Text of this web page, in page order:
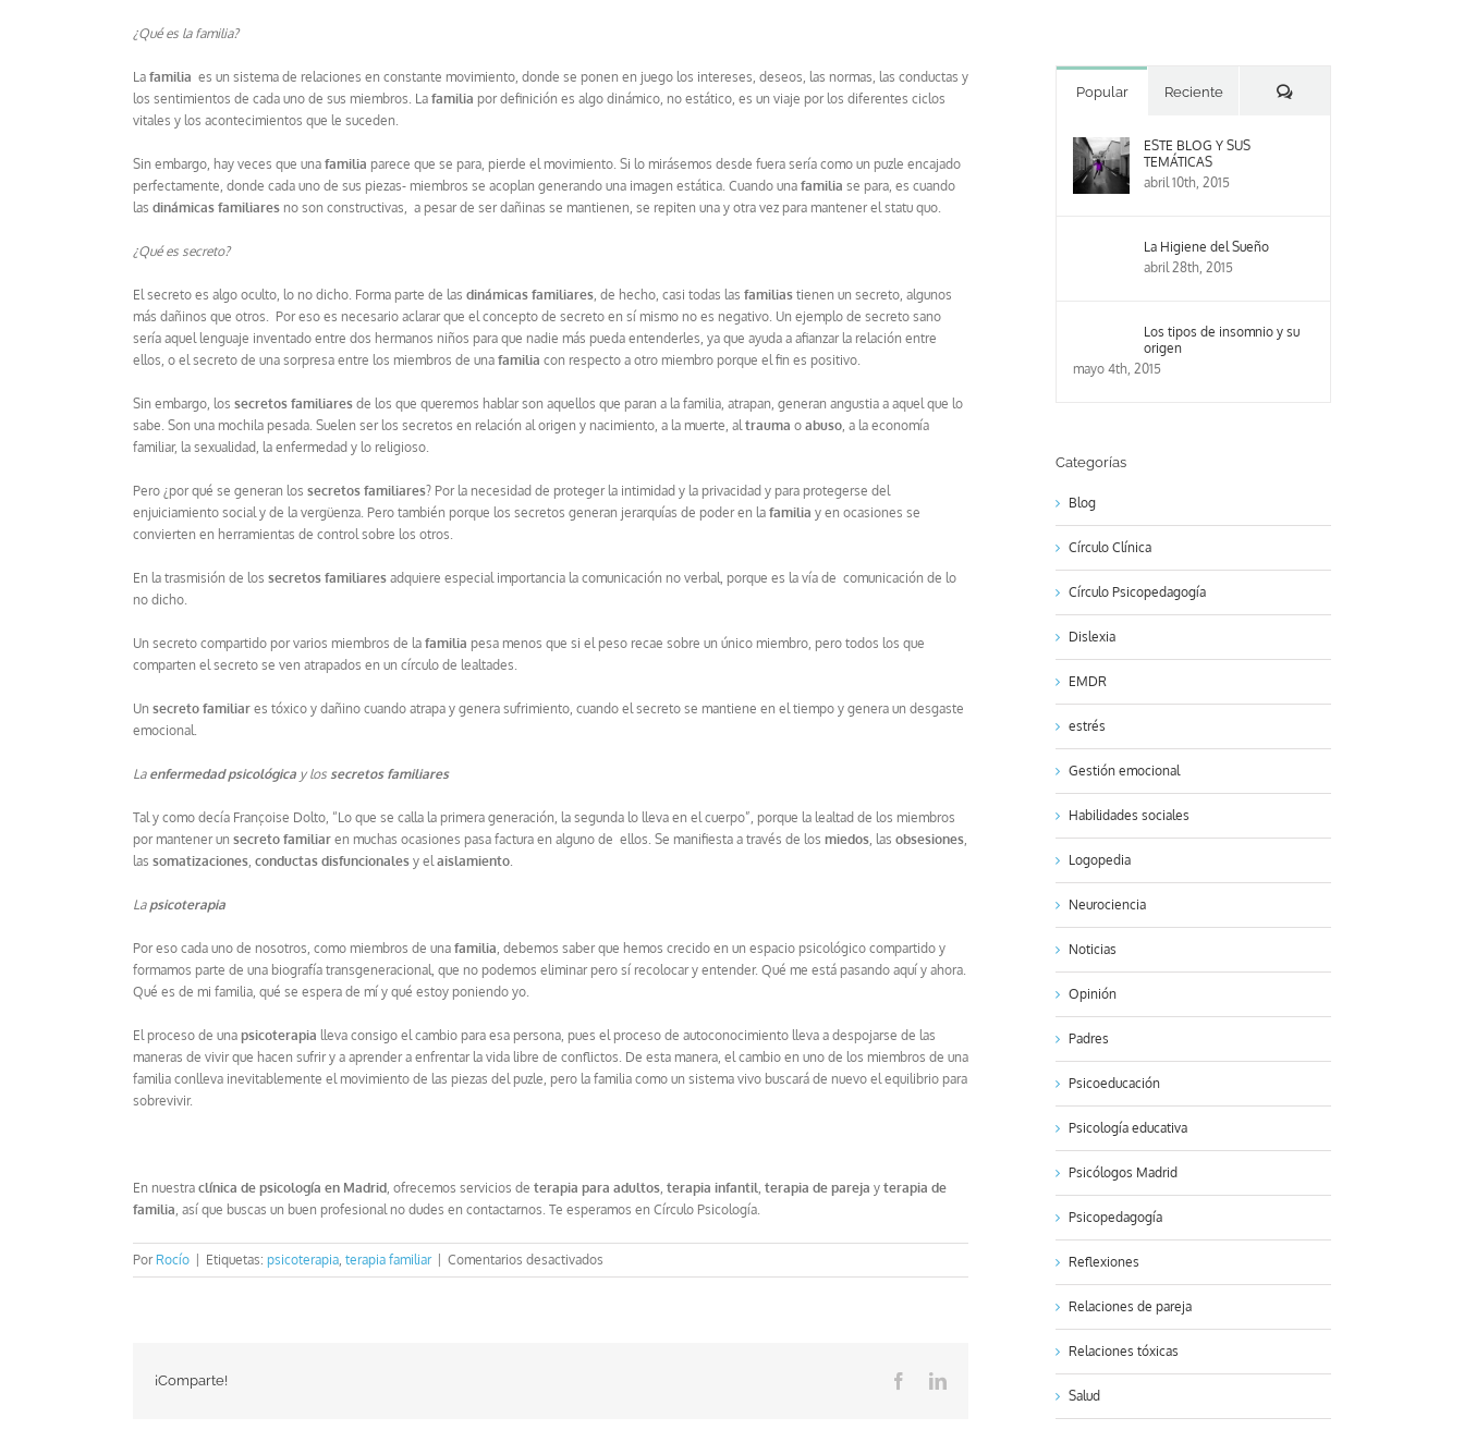
¿Qué es la familia?
La familia es un sistema de relaciones en constante movimiento, donde se ponen en juego los intereses, deseos, las normas, las conductas y
los sentimientos de cada uno de sus miembros. La familia por definición es algo dinámico, no estático, es un viaje por los diferentes ciclos
vitales y los acontecimientos que le suceden.
Sin embargo, hay veces que una familia parece que se para, pierde el movimiento. Si lo mirásemos desde fuera sería como un puzle encajado
perfectamente, donde cada uno de sus piezas- miembros se acoplan generando una imagen estática. Cuando una familia se para, es cuando
las dinámicas familiares no son constructivas, a pesar de ser dañinas se mantienen, se repiten una y otra vez para mantener el statu quo.
¿Qué es secreto?
El secreto es algo oculto, lo no dicho. Forma parte de las dinámicas familiares, de hecho, casi todas las familias tienen un secreto, algunos
más dañinos que otros. Por eso es necesario aclarar que el concepto de secreto en sí mismo no es negativo. Un ejemplo de secreto sano
sería aquel lenguaje inventado entre dos hermanos niños para que nadie más pueda entenderles, ya que ayuda a afianzar la relación entre
ellos, o el secreto de una sorpresa entre los miembros de una familia con respecto a otro miembro porque el fin es positivo.
Sin embargo, los secretos familiares de los que queremos hablar son aquellos que paran a la familia, atrapan, generan angustia a aquel que lo
sabe. Son una mochila pesada. Suelen ser los secretos en relación al origen y nacimiento, a la muerte, altrauma o abuso, a la economía
familiar, la sexualidad, la enfermedad y lo religioso.
Pero ¿por qué se generan los secretos familiares? Por la necesidad de proteger la intimidad y la privacidad y para protegerse del
enjuiciamiento social y de la vergüenza. Pero también porque los secretos generan jerarquías de poder en la familia y en ocasiones se
convierten en herramientas de control sobre los otros.
En la trasmisión de los secretos familiares adquiere especial importancia la comunicación no verbal, porque es la vía de comunicación de lo
no dicho.
Un secreto compartido por varios miembros de la familia pesa menos que si el peso recae sobre un único miembro, pero todos los que
comparten el secreto se ven atrapados en un círculo de lealtades.
Un secreto familiar es tóxico y dañino cuando atrapa y genera sufrimiento, cuando el secreto se mantiene en el tiempo y genera un desgaste
emocional.
La enfermedad psicológica y los secretos familiares
Tal y como decía Françoise Dolto, “Lo que se calla la primera generación, la segunda lo lleva en el cuerpo”, porque la lealtad de los miembros
por mantener un secreto familiar en muchas ocasiones pasa factura en alguno de ellos. Se manifiesta a través de los miedos, las obsesiones,
las somatizaciones, conductas disfuncionales y elaislamiento.
La psicoterapia
Por eso cada uno de nosotros, como miembros de una familia, debemos saber que hemos crecido en un espacio psicológico compartido y
formamos parte de una biografía transgeneracional, que no podemos eliminar pero sí recolocar y entender. Qué me está pasando aquí y ahora.
Qué es de mi familia, qué se espera de mí y qué estoy poniendo yo.
El proceso de una psicoterapia lleva consigo el cambio para esa persona, pues el proceso de autoconocimiento lleva a despojarse de las
maneras de vivir que hacen sufrir y a aprender a enfrentar la vida libre de conflictos. De esta manera, el cambio en uno de los miembros de una
familia conlleva inevitablemente el movimiento de las piezas del puzle, pero la familia como un sistema vivo buscará de nuevo el equilibrio para
sobrevivir.
En nuestra clínica de psicología en Madrid, ofrecemos servicios de terapia para adultos, terapia infantil, terapia de pareja y terapia de
familia, así que buscas un buen profesional no dudes en contactarnos. Te esperamos en Círculo Psicología.
PorRocío Etiquetas: psicoterapia, terapia familiar Comentarios desactivados
Los
¡Comparte! FacebookLinkedIn
Popular Reciente Comentarios
ESTE BLOG Y SUS
TEMÁTICAS
abril 10th, 2015
La Higiene del Sueño
abril 28th, 2015
Los tipos de insomnio y su
origen
mayo 4th, 2015
Categorías
Blog
Círculo Clínica
Círculo Psicopedagogía
Dislexia
EMDR
estrés
Gestión emocional
Habilidades sociales
Logopedia
Neurociencia
Noticias
Opinión
Padres
Psicoeducación
Psicología educativa
Psicólogos Madrid
Psicopedagogía
Reflexiones
Relaciones de pareja
Relaciones tóxicas
Salud